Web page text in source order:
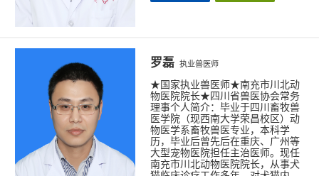
罗磊 执业兽医师
★国家执业兽医师★南充市川北动
物医院院长★四川省兽医协会常务
理事个人简介：毕业于四川畜牧兽
医学院（现西南大学荣昌校区）动
物医学系畜牧兽医专业，本科学
历，毕业后曾先后在重庆、广州等
大型宠物医院担任主治医师。现任
南充市川北动物医院院长，从事犬